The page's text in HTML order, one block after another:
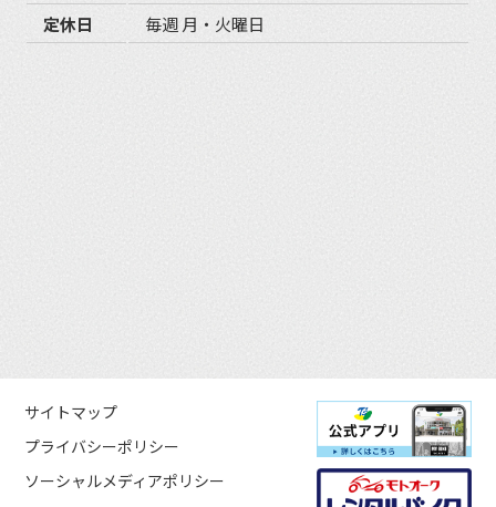
定休日
毎週 月・火曜日
サイトマップ
プライバシーポリシー
ソーシャルメディアポリシー